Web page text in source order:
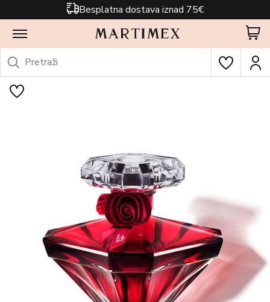
Besplatna dostava iznad 75€